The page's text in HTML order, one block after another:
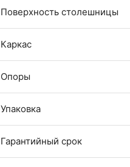
Поверхность столешницы
Каркас
Опоры
Упаковка
Гарантийный срок